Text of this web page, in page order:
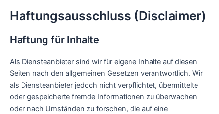
Haftungsausschluss (Disclaimer)
Haftung für Inhalte
Als Diensteanbieter sind wir für eigene Inhalte auf diesen
Seiten nach den allgemeinen Gesetzen verantwortlich. Wir
als Diensteanbieter jedoch nicht verpflichtet, übermittelte
oder gespeicherte fremde Informationen zu überwachen
oder nach Umständen zu forschen, die auf eine